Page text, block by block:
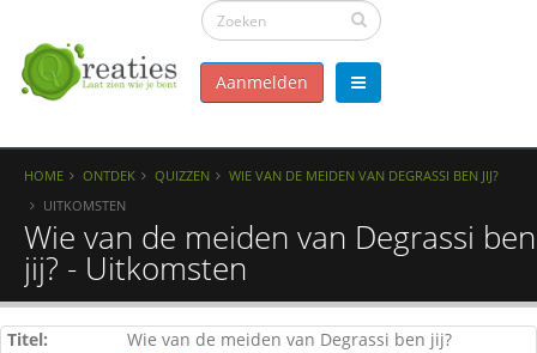
Aanmelden
HOME ONTDEK QUIZZEN
WIE VAN DE MEIDEN VAN DEGRASSI BEN JIJ?
UITKOMSTEN
Wie van de meiden van Degrassi ben
jij? - Uitkomsten
Titel:
Wie van de meiden van Degrassi ben jij?